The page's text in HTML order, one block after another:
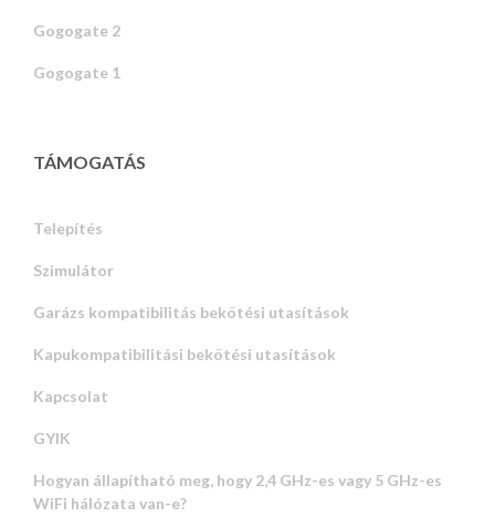
Gogogate 2
Gogogate 1
TÁMOGATÁS
Telepítés
Szimulátor
Garázs kompatibilitás bekötési utasítások
Kapukompatibilitási bekötési utasítások
Kapcsolat
GYIK
Hogyan állapítható meg, hogy 2,4 GHz-es vagy 5 GHz-es
WiFi hálózata van-e?